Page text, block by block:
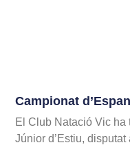
Campionat
El Club Natació Vic ha
Júnior d’Estiu,